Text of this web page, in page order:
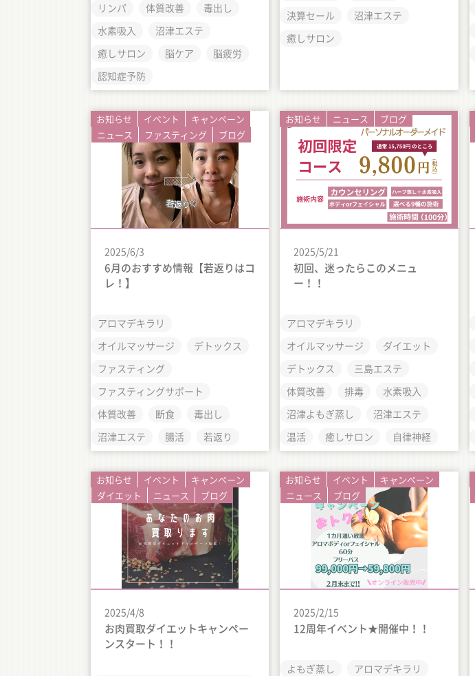
リンパ
体質改善
毒出し
水素吸入
沼津エステ
癒しサロン
脳ケア
脳疲労
認知症予防
決算セール
沼津エステ
癒しサロン
お知らせ イベント
キャンペーン
ニュース
ファスティング ブログ
2025/6/3
6月のおすすめ情報【若返りはコ
レ！】
アロマデキラリ
オイルマッサージ
デトックス
ファスティング
ファスティングサポート
体質改善
断食
毒出し
沼津エステ
腸活 若返り
お知らせ ニュース ブログ
2025/5/21
初回、迷ったらこのメニュ
ー！！
アロマデキラリ
オイルマッサージ
ダイエット
デトックス
三島エステ
体質改善
排毒
水素吸入
沼津よもぎ蒸し
沼津エステ
温活
癒しサロン 自律神経
お知らせ イベント
キャンペーン
ダイエット
ニュース ブログ
2025/4/8
お肉買取ダイエットキャンペー
ンスタート！！
お知らせ イベント
キャンペーン
ニュース
ブログ
2025/2/15
12周年イベント★開催中！！
よもぎ蒸し
アロマデキラリ